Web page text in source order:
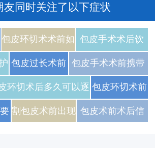
友同时关注了以下症状
包皮环切术术前如
何准备方便术后穿
着的专用内裤？
包皮手术术后饮
食中适量食用蜂
蜜的好处是什么
包皮过长术前
术后注意事项
对健康管理能
包皮手术术前携带
近期体检报告的重
要性
环切术后多久可以逐
步增加活动量
包皮环切术前
准备是否会因
割包皮术前出现 包皮术前术后信